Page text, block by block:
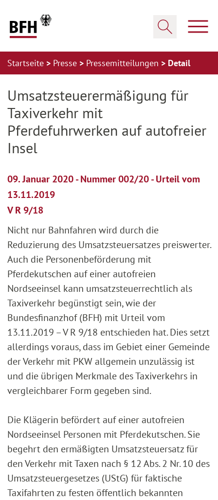
Startseite Presse Pressemitteilungen Detail
Umsatzsteuerermäßigung für
Taxiverkehr mit
Pferdefuhrwerken auf autofreier
Insel
09. Januar 2020 - Nummer 002/20 - Urteil vom
13.11.2019
V R 9/18
Nicht nur Bahnfahren wird durch die
Reduzierung des Umsatzsteuersatzes preiswerter.
Auch die Personenbeförderung mit
Pferdekutschen auf einer autofreien
Nordseeinsel kann umsatzsteuerrechtlich als
Taxiverkehr begünstigt sein, wie der
Bundesfinanzhof (BFH) mit Urteil vom
13.11.2019 – V R 9/18 entschieden hat. Dies setzt
allerdings voraus, dass im Gebiet einer Gemeinde
der Verkehr mit PKW allgemein unzulässig ist
und die übrigen Merkmale des Taxiverkehrs in
vergleichbarer Form gegeben sind.
Die Klägerin befördert auf einer autofreien
Nordseeinsel Personen mit Pferdekutschen. Sie
begehrt den ermäßigten Umsatzsteuersatz für
den Verkehr mit Taxen nach § 12 Abs. 2 Nr. 10 des
Umsatzsteuergesetzes (UStG) für faktische
Taxifahrten zu festen öffentlich bekannten